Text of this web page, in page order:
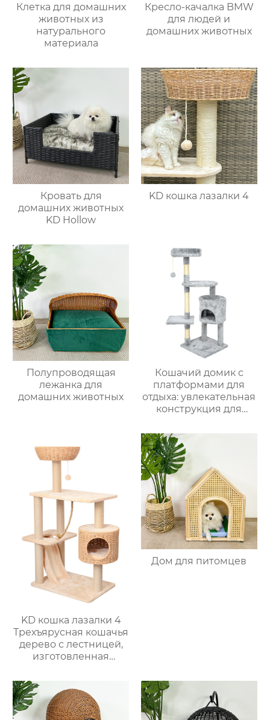
Клетка для домашних
животных из
натурального
материала
Кресло-качалка BMW
для людей и
домашних животных
Кровать для
домашних животных
KD Hollow
KD кошка лазалки 4
Полупроводящая
лежанка для
домашних животных
Кошачий домик с
платформами для
отдыха: увлекательная
конструкция для
KD кошка лазалки 4
Трехъярусная кошачья
дерево с лестницей,
изготовленная
Дом для питомцев